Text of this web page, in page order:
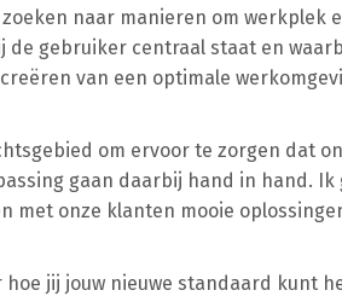
naar manieren om werkplek
de gebruiker centraal staat en
van een optimale
om ervoor te zorgen dat
gaan daarbij hand in hand.
met onze klanten mooie
hoe jij jouw nieuwe standaard kunt